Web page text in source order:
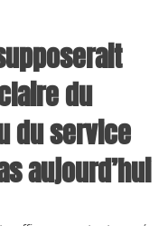
du
du service
aujourd’hui